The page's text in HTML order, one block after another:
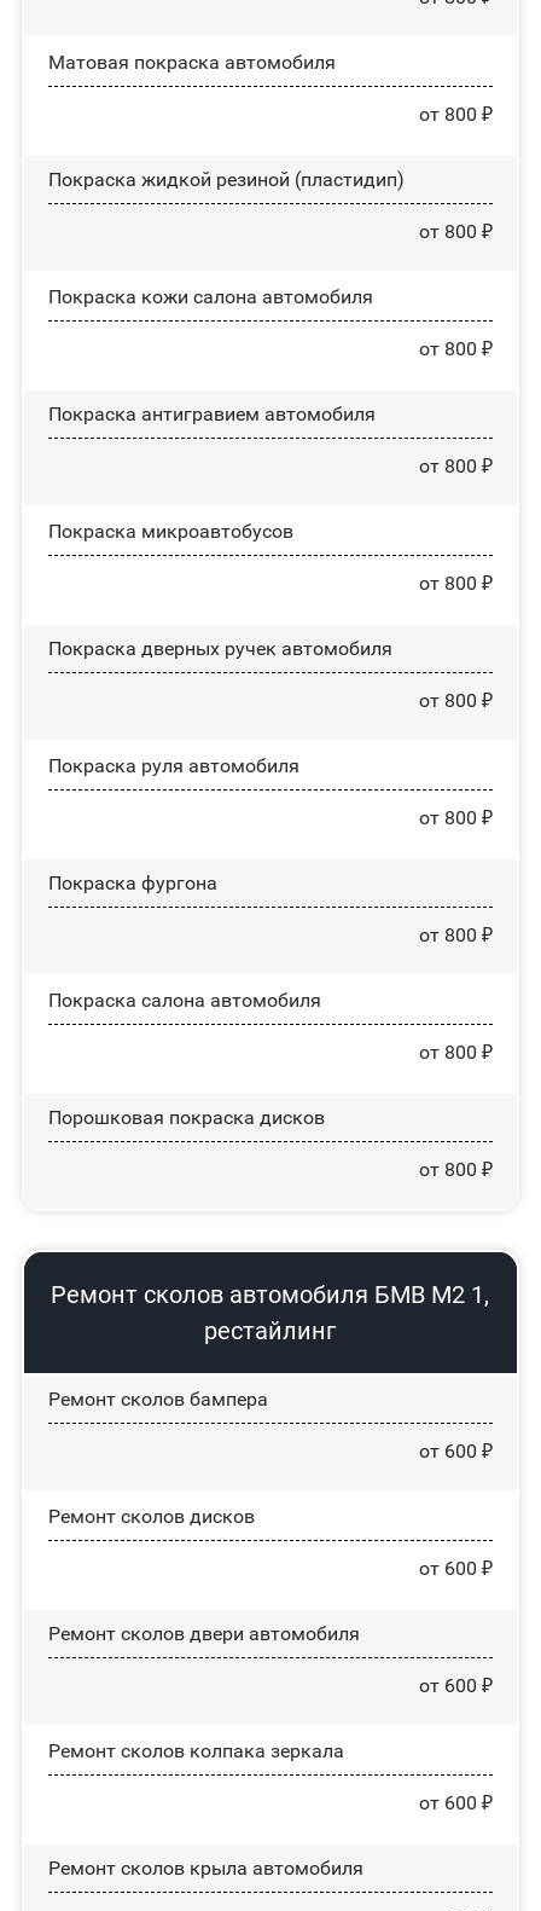
Матовая покраска автомобиля
от 800 ₽
Покраска жидкой резиной (пластидип)
от 800 ₽
Покраска кожи салона автомобиля
от 800 ₽
Покраска антигравием автомобиля
от 800 ₽
Покраска микроавтобусов
от 800 ₽
Покраска дверных ручек автомобиля
от 800 ₽
Покраска руля автомобиля
от 800 ₽
Покраска фургона
от 800 ₽
Покраска салона автомобиля
от 800 ₽
Порошковая покраска дисков
от 800 ₽
Ремонт сколов автомобиля БМВ М2 1,
рестайлинг
Ремонт сколов бампера
от 600 ₽
Ремонт сколов дисков
от 600 ₽
Ремонт сколов двери автомобиля
от 600 ₽
Ремонт сколов колпака зеркала
от 600 ₽
Ремонт сколов крыла автомобиля